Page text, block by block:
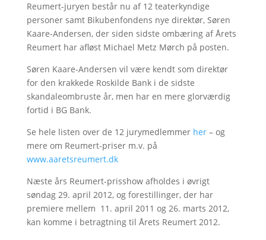
Reumert-juryen består nu af 12 teaterkyndige
personer samt Bikubenfondens nye direktør, Søren
Kaare-Andersen, der siden sidste ombæring af Årets
Reumert har afløst Michael Metz Mørch på posten.
Søren Kaare-Andersen vil være kendt som direktør
for den krakkede Roskilde Bank i de sidste
skandaleombruste år, men har en mere glorværdig
fortid i BG Bank.
Se hele listen over de 12 jurymedlemmer her– og
mere om Reumert-priser m.v. på
www.aaretsreumert.dk
Næste års Reumert-prisshow afholdes i øvrigt
søndag 29. april 2012, og forestillinger, der har
premiere mellem 11. april 2011 og 26. marts 2012,
kan komme i betragtning til Årets Reumert 2012.